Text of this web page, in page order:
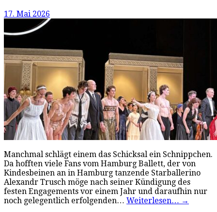
17. Mai 2026
Manchmal schlägt einem das Schicksal ein Schnippchen.
Da hofften viele Fans vom Hamburg Ballett, der von
Kindesbeinen an in Hamburg tanzende Starballerino
Alexandr Trusch möge nach seiner Kündigung des
festen Engagements vor einem Jahr und daraufhin nur
noch gelegentlich erfolgenden… Weiterlesen… →